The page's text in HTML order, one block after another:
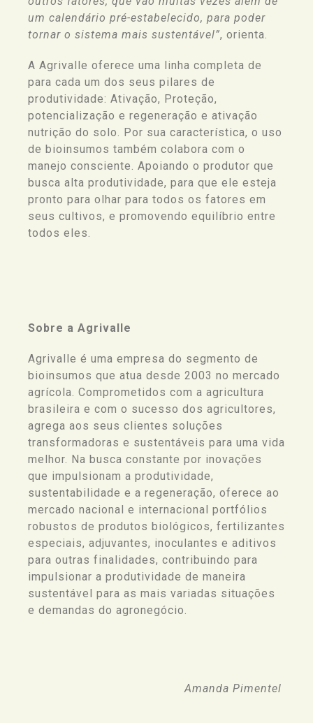
um calendário pré-estabelecido, para poder
tornar o sistema mais sustentável”, orienta.
A Agrivalle oferece uma linha completa de
para cada um dos seus pilares de
produtividade: Ativação, Proteção,
potencialização e regeneração e ativação
nutrição do solo. Por sua característica, o uso
de bioinsumos também colabora com o
manejo consciente. Apoiando o produtor que
busca alta produtividade, para que ele esteja
pronto para olhar para todos os fatores em
seus cultivos, e promovendo equilíbrio entre
todos eles.
Sobre a Agrivalle
Agrivalle é uma empresa do segmento de
bioinsumos que atua desde 2003 no mercado
agrícola. Comprometidos com a agricultura
brasileira e com o sucesso dos agricultores,
agrega aos seus clientes soluções
transformadoras e sustentáveis para uma vida
melhor. Na busca constante por inovações
que impulsionam a produtividade,
sustentabilidade e a regeneração, oferece ao
mercado nacional e internacional portfólios
robustos de produtos biológicos, fertilizantes
especiais, adjuvantes, inoculantes e aditivos
para outras finalidades, contribuindo para
impulsionar a produtividade de maneira
sustentável para as mais variadas situações
e demandas do agronegócio.
Amanda Pimentel